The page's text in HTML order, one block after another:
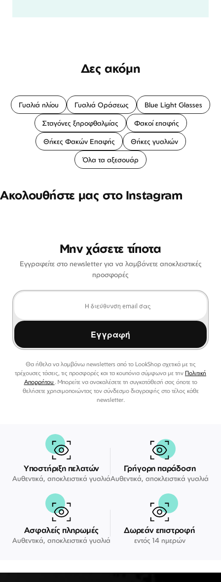
Δες ακόμη
Γυαλιά ηλίου Γυαλιά Οράσεως Blue Light Glasses
Σταγόνες ξηροφθαλμίας Φακοί επαφής
Θήκες Φακών Επαφής Θήκες γυαλιών
Όλα τα αξεσουάρ
Ακολουθήστε μας στο Instagram
Μην χάσετε τίποτα
Εγγραφείτε στο newsletter για να λαμβάνετε αποκλειστικές
προσφορές
Εγγραφή
Θα ήθελα να λαμβάνω newsletters από το LookShop σχετικά με τις
τρέχουσες τάσεις, τις προσφορές και τα κουπόνια σύμφωνα με την Πολιτική
Απορρήτου . Μπορείτε να ανακαλέσετε τη συγκατάθεσή σας όποτε το
θελήσετε χρησιμοποιώντας τον σύνδεσμο διαγραφής στο τέλος κάθε
newsletter.
Υποστήριξη πελατών
Αυθεντικά, αποκλειστικά γυαλιά
Γρήγορη παράδοση
Αυθεντικά, αποκλειστικά γυαλιά
Ασφαλείς πληρωμές
Αυθεντικά, αποκλειστικά γυαλιά
Δωρεάν επιστροφή
εντός 14 ημερών